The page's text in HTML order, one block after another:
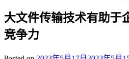
大文件传输技术有助于
竞争力